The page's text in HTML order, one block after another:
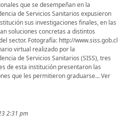
que se desempeñan en la
de Servicios Sanitarios expusieron
sus investigaciones finales, en las
soluciones concretas a distintos
sector. Fotografía: http://www.siss.gob.cl
virtual realizado por la
de Servicios Sanitarios (SISS), tres
de esta institución presentaron las
que les permitieron graduarse... Ver
2:31 pm